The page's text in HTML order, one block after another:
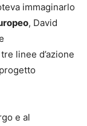
immaginarlo
, David
linee d’azione
e al